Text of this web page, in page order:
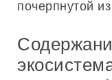
почерпнутой